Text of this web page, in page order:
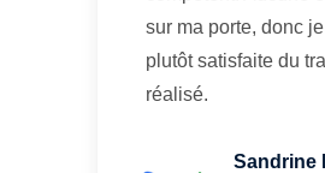
sur ma porte, donc
plutôt satisfaite du
réalisé.
Sandrine